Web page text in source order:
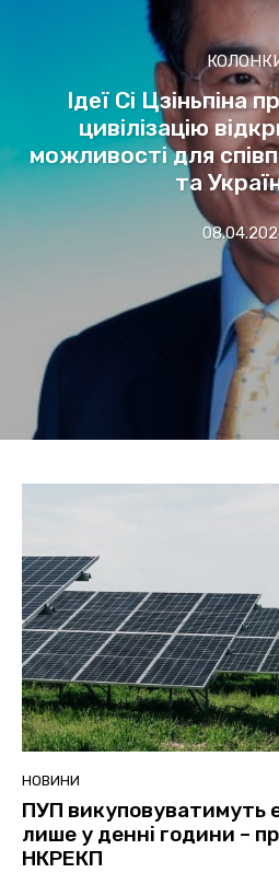
Ідеї Сі Цзіньпіна
цивілізацію
можливості для
та
НОВИНИ
ПУП викуповуватимуть
лише у денні години –
НКРЕКП